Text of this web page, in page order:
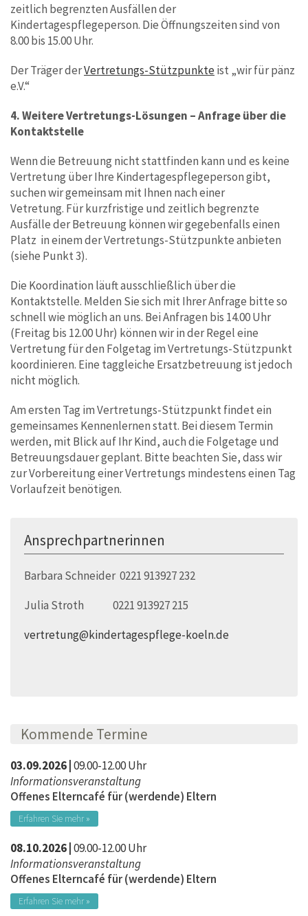
zeitlich begrenzten Ausfällen der
Kindertagespflegeperson. Die Öffnungszeiten sind von
8.00 bis 15.00 Uhr.
Der Träger derVertretungs-Stützpunkteist „wir für pänz
e.V.“
4. Weitere Vertretungs-Lösungen – Anfrage über die
Kontaktstelle
Wenn die Betreuung nicht stattfinden kann und es keine
Vertretung über Ihre Kindertagespflegeperson gibt,
suchen wir gemeinsam mit Ihnen nach einer
Vetretung. Für kurzfristige und zeitlich begrenzte
Ausfälle der Betreuung können wir gegebenfalls einen
Platz in einem der Vertretungs-Stützpunkte anbieten
(siehe Punkt 3).
Die Koordination läuft ausschließlich über die
Kontaktstelle. Melden Sie sich mit Ihrer Anfrage bitte so
schnell wie möglich an uns. Bei Anfragen bis 14.00 Uhr
(Freitag bis 12.00 Uhr) können wir in der Regel eine
Vertretung für den Folgetag im Vertretungs-Stützpunkt
koordinieren. Eine taggleiche Ersatzbetreuung ist jedoch
nicht möglich.
Am ersten Tag im Vertretungs-Stützpunkt findet ein
gemeinsames Kennenlernen statt. Bei diesem Termin
werden, mit Blick auf Ihr Kind, auch die Folgetage und
Betreuungsdauer geplant. Bitte beachten Sie, dass wir
zur Vorbereitung einer Vertretungs mindestens einen Tag
Vorlaufzeit benötigen.
Ansprechpartnerinnen
Barbara Schneider 0221 913927 232
Julia Stroth 0221 913927 215
vertretung@kindertagespflege-koeln.de
Kommende Termine
03.09.2026 | 09.00-12.00 Uhr
Informationsveranstaltung
Offenes Elterncafé für (werdende) Eltern
Erfahren Sie mehr »
08.10.2026 | 09.00-12.00 Uhr
Informationsveranstaltung
Offenes Elterncafé für (werdende) Eltern
Erfahren Sie mehr »